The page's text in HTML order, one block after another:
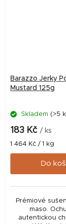
Barazzo Jerky
Mustard 125g
Skladem (>5
183 Kč / ks
Měrná
cena:
1 464 Kč / 1 kg
Do
Prémiové
maso.
autentickou